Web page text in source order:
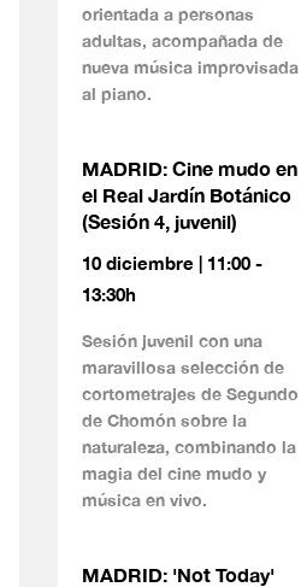
orientada a personas
adultas, acompañada de
nueva música improvisada
al piano.
MADRID: Cine mudo en
el Real Jardín Botánico
(Sesión 4, juvenil)
10 diciembre | 11:00 -
13:30h
Sesión juvenil con una
maravillosa selección de
cortometrajes de Segundo
de Chomón sobre la
naturaleza, combinando la
magia del cine mudo y
música en vivo.
MADRID: 'Not Today'